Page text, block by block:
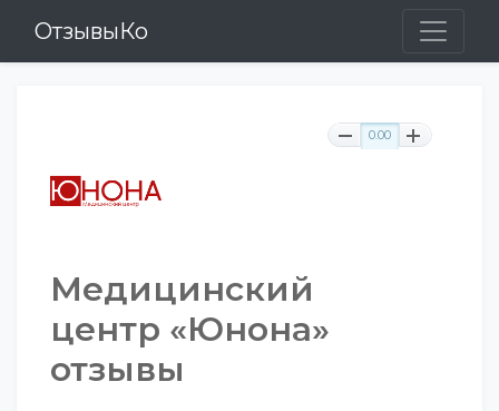
ОтзывыКо
0.00
Медицинский
центр «Юнона»
отзывы